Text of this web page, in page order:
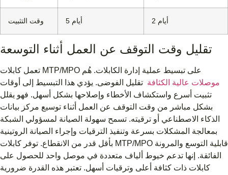
وقت التثبيت 5 أيام 2 أيام
تقليل وقت التوقف عن العمل أثناء التوسعة
تعمل كابلات MTP/MPO على تبسيط عملية إدارة الكابلات. هُم
موصلات عالية الكثافة تقليل الفوضى. يؤدي هذا التبسيط إلى أوقات
تثبيت أسرع واستكشاف الأخطاء وإصلاحها بشكل أسهل. فهو يقلل
بشكل مباشر من وقت التوقف عن العمل أثناء توسيع مركز بيانات
الذكاء الاصطناعي أو ترقيته. تسمح سهولة الصيانة لمسؤولي الشبكة
بمعالجة المشكلات بسرعة وتنفيذ الترقيات وإجراء الصيانة الروتينية
بأقل قدر من الانقطاع. توفر كابلات MTP/MPO قابلية التوسع والمرونة
الفائقة. إنها تدعم خيوط ألياف متعددة في موصل واحد للحصول على
كابلات ذات كثافة أعلى وترقيات أسهل. تعتبر هذه القدرة ضرورية